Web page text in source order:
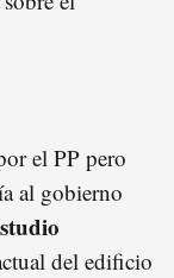
el PP pero
al gobierno
del edificio